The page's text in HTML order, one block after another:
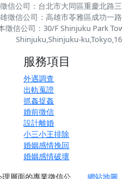
信公司：台北市大同區重慶北路
徵信公司：高雄市苓雅區成功一
徵信公司：30/F Shinjuku Park
Shinjuku,Shinjuku-
服務項目
外遇調查
出軌蒐證
抓姦捉姦
婚前徵信
設計離婚
小三小王排除
婚姻感情挽回
婚姻感情破壞
層面的專業徵信公 網站地圖